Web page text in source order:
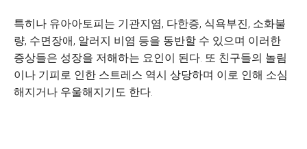
특히나 유아아토피는 기관지염, 다한증, 식욕부진, 소화불
량, 수면장애, 알러지 비염 등을 동반할 수 있으며 이러한
증상들은 성장을 저해하는 요인이 된다. 또 친구들의 놀림
이나 기피로 인한 스트레스 역시 상당하며 이로 인해 소심
해지거나 우울해지기도 한다.